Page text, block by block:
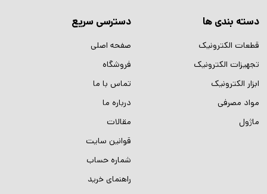
دسته بندی ها
قطعات الکترونیک
تجهیزات الکترونیک
ابزار الکترونیک
مواد مصرفی
ماژول
دسترسی سریع
صفحه اصلی
فروشگاه
تماس با ما
درباره ما
مقالات
قوانین سایت
شماره حساب
راهنمای خرید